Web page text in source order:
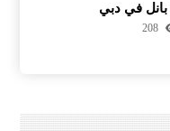
في دبي
208